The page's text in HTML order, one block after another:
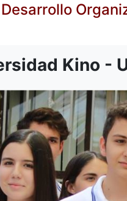
Kino -